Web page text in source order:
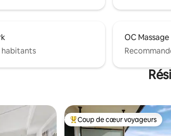
habitants
OC Massage
Coups de cœur voyageurs les
Coup de cœur voyageurs